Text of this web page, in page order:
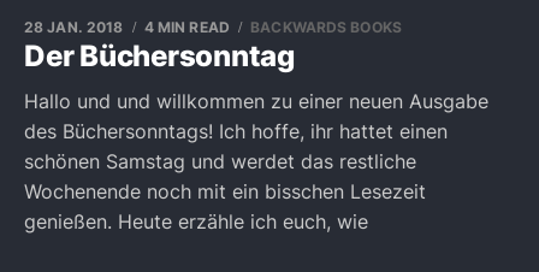
Der Büchersonntag
28 JAN. 2018 4 MIN READ BACKWARDS BOOKS
Hallo und und willkommen zu einer neuen Ausgabe
des Büchersonntags! Ich hoffe, ihr hattet einen
schönen Samstag und werdet das restliche
Wochenende noch mit ein bisschen Lesezeit
genießen. Heute erzähle ich euch, wie